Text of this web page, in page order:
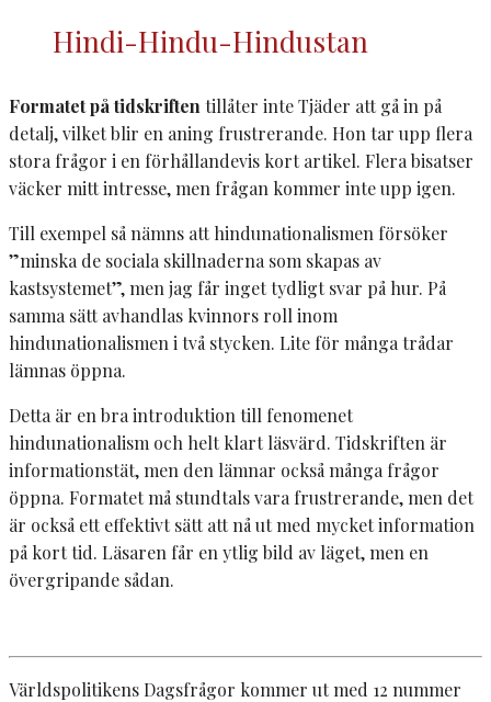
Hindi-Hindu-Hindustan
Formatet på tidskriften tillåter inte Tjäder att gå in på
detalj, vilket blir en aning frustrerande. Hon tar upp flera
stora frågor i en förhållandevis kort artikel. Flera bisatser
väcker mitt intresse, men frågan kommer inte upp igen.
Till exempel så nämns att hindunationalismen försöker
”minska de sociala skillnaderna som skapas av
kastsystemet”, men jag får inget tydligt svar på hur. På
samma sätt avhandlas kvinnors roll inom
hindunationalismen i två stycken. Lite för många trådar
lämnas öppna.
Detta är en bra introduktion till fenomenet
hindunationalism och helt klart läsvärd. Tidskriften är
informationstät, men den lämnar också många frågor
öppna. Formatet må stundtals vara frustrerande, men det
är också ett effektivt sätt att nå ut med mycket information
på kort tid. Läsaren får en ytlig bild av läget, men en
övergripande sådan.
Världspolitikens Dagsfrågor kommer ut med 12 nummer